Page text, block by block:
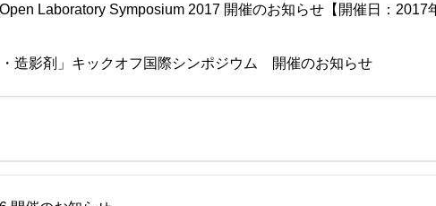
Laboratory Symposium 2017 開催のお知らせ【開催日：2017
・造影剤」キックオフ国際シンポジウム 開催のお知らせ